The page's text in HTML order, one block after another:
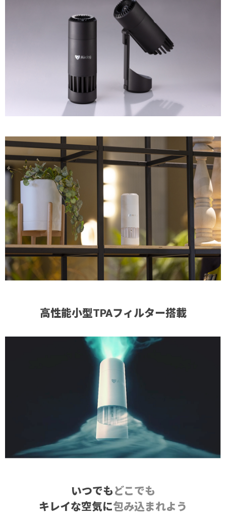
高性能小型TPAフィルター搭載
いつでも どこでも
キレイな空気に包み込まれよう